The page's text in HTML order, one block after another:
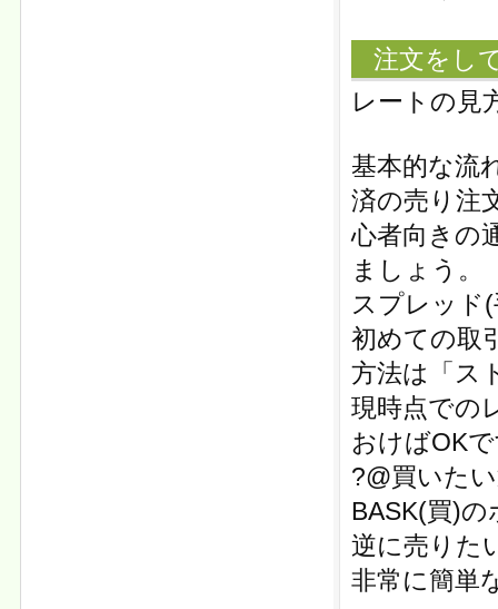
注文をし
レートの見
基本的な流
済の売り注
心者向きの
ましょう。
スプレッド
初めての取
方法は「ス
現時点での
おけばOK
?@買いた
BASK(買)
逆に売りた
非常に簡単